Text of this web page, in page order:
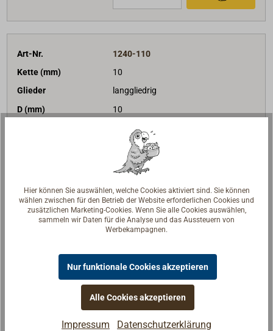
Art-Nr.
1240-110
Kette (mm)
10
Glieder
langgliedrig
D (mm)
10
40,00
1,75
Preis (Lfm)
Bis 29lfm
12,50 €*
netto: 10,50 €
Ab 30lfm
9,35 €*
Hier können Sie auswählen, welche Cookies aktiviert sind. Sie können
wählen zwischen für den Betrieb der Website erforderlichen Cookies und
zusätzlichen Marketing-Cookies. Wenn Sie alle Cookies auswählen,
sammeln wir Daten für die Analyse und das Aussteuern von
Werbekampagnen.
Nur funktionale Cookies akzeptieren
Alle Cookies akzeptieren
Impressum Datenschutzerklärung